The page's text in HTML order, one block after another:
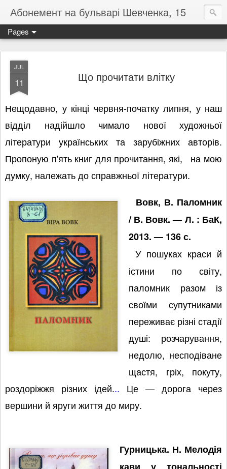
Абонемент на бульварі Шевченка, 15
Pages
JUL
11 Що прочитати влітку
Нещодавно, у кінці червня-початку липня, у наш
відділ надійшло чимало нової художньої
літератури українських та зарубіжних авторів.
Пропоную п'ять книг для прочитання, які, на мою
думку, належать до справжньої літератури.
Вовк, В. Паломник
/ В. Вовк. — Л. : БаК,
2013. — 136 с.
У пошуках краси й
істини по світу,
паломник разом із
своїми супутниками
переживає різні стадії
душі: розчарування,
недолю, несподіване
щастя, гріх, покуту,
роздоріжжя різних ідей... Це — дорога через
вершини й яруги життя до миру.
Гурницька. Н. Мелодія